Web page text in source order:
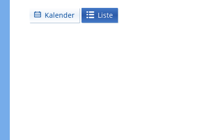
Kalender Liste